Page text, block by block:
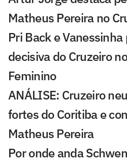
Matheus Pereira no
Pri Back e
decisiva do Cruzeiro
Feminino
ANÁLISE: Cruzeiro
fortes do Coritiba e
Matheus Pereira
Por onde anda